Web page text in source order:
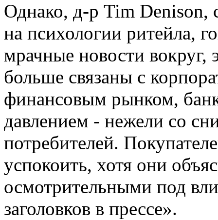
Однако, д-р Tim Denison,
на психологии ритейла,
мрачные новости вокруг,
больше связаны с
финансовым рынком,
давлением - нежели со
потребителей.
успокоить, хотя они
осмотрительными под
заголовков в прессе».